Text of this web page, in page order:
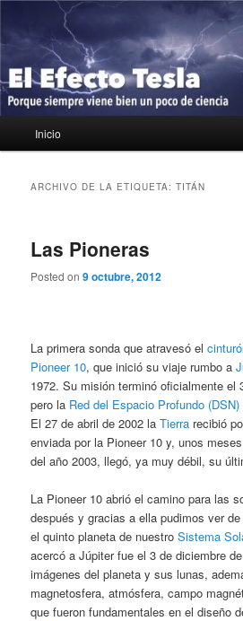
contenido
principal
contenido
secundario
El Efecto Tesla
Porque siempre viene bien un poco de
principal
Inicio
ARCHIVO DE LA ETIQUETA:TITÁN
Las Pioneras
Posted on9 octubre, 2012
La primera sonda que atravesó el
Pioneer 10, que inició su viaje rumbo a
1972. Su misión terminó oficialmente el
pero la Red del Espacio Profundo (DSN)
El 27 de abril de 2002 laTierra recibió
enviada por la Pioneer 10 y, unos
del año 2003, llegó, ya muy débil, su
La Pioneer 10 abrió el camino para las
después y gracias a ella pudimos ver
el quinto planeta de nuestroSistema
acercó a Júpiter fue el 3 de diciembre
imágenes del planeta y sus lunas,
magnetosfera, atmósfera, campo
que fueron fundamentales en el diseño